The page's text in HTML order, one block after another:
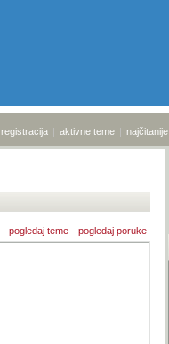
registracija | aktivne teme | najčitanije
pogledaj teme pogledaj poruke